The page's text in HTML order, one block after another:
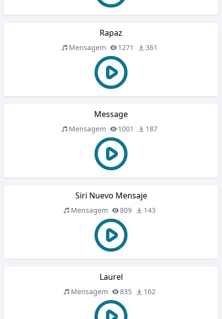
Rapaz
Mensagem 1271 361
Message
Mensagem 1001 187
Siri Nuevo Mensaje
Mensagem 809 143
Laurel
Mensagem 835 162